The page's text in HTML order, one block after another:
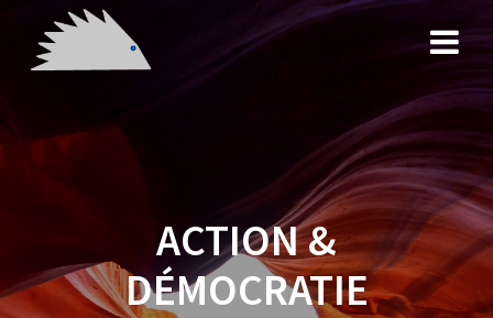
to
ACTION &
DÉMOCRATIE